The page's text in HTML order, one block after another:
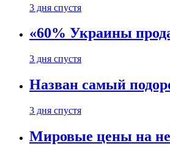
3 дня спустя
«60% Украины
3 дня спустя
Назван самый
3 дня спустя
Мировые цены на